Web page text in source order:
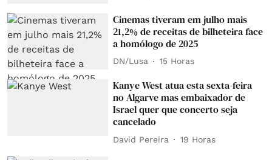
Cinemas tiveram em julho mais
21,2% de receitas de bilheteira face
a homólogo de 2025
DN/Lusa 15 Horas
Kanye West atua esta sexta-feira
no Algarve mas embaixador de
Israel quer que concerto seja
cancelado
David Pereira 19 Horas